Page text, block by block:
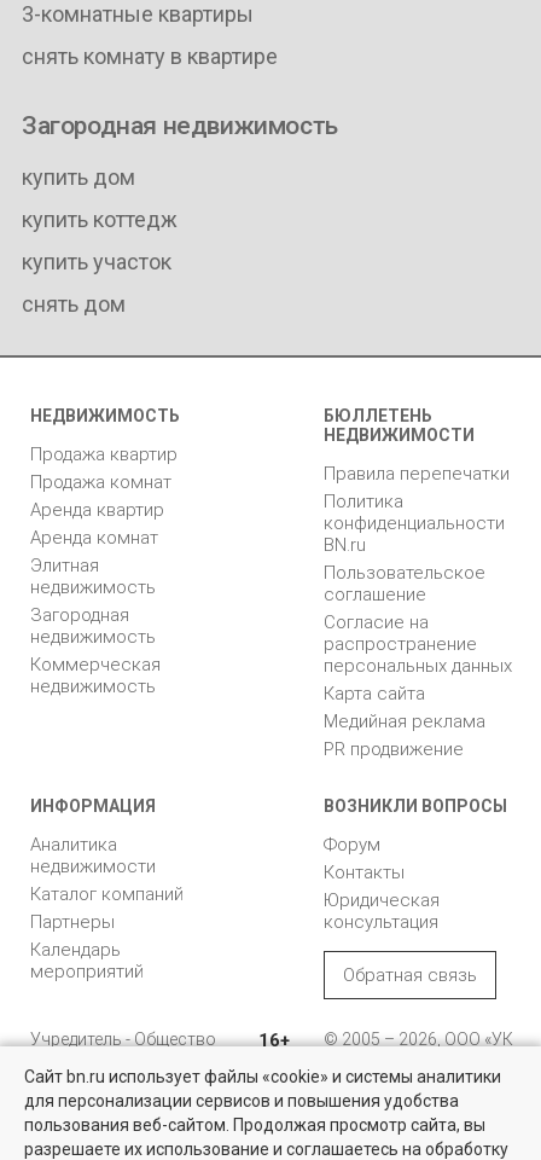
Квартиры на вторичном рынке
Более 10 тысяч квартир в Санкт-Петербурге и области от
3-комнатные квартиры
снять комнату в квартире
Загородная недвижимость
купить дом
купить коттедж
купить участок
снять дом
НЕДВИЖИМОСТЬ
Продажа квартир
Продажа комнат
Аренда квартир
Аренда комнат
Элитная
недвижимость
Загородная
недвижимость
Коммерческая
недвижимость
БЮЛЛЕТЕНЬ
НЕДВИЖИМОСТИ
Правила перепечатки
Политика
конфиденциальности
BN.ru
Пользовательское
соглашение
Согласие на
распространение
персональных данных
Карта сайта
Медийная реклама
PR продвижение
ИНФОРМАЦИЯ
Аналитика
недвижимости
Каталог компаний
Партнеры
Календарь
мероприятий
ВОЗНИКЛИ ВОПРОСЫ
Форум
Контакты
Юридическая
консультация
Обратная связь
Учредитель - Общество
ответственностью
"Управляющая
компания "Бюллетень
недвижимости"
16+
© 2005 – 2026, ООО «УК
196105, Санкт-
Петербург, пр. Юрия
Гагарина, 1
Сайт bn.ru использует файлы «cookie» и системы аналитики
для персонализации сервисов и повышения удобства
пользования веб-сайтом. Продолжая просмотр сайта, вы
разрешаете их использование и соглашаетесь на обработку